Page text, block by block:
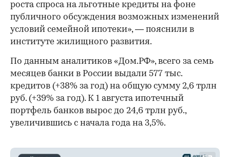
роста спроса на льготные кредиты на фоне
публичного обсуждения возможных изменений
условий семейной ипотеки», — пояснили в
институте жилищного развития.
По данным аналитиков «Дом.РФ», всего за семь
месяцев банки в России выдали 577 тыс.
кредитов (+38% за год) на общую сумму 2,6 трлн
руб. (+39% за год). К 1 августа ипотечный
портфель банков вырос до 24,6 трлн руб.,
увеличившись с начала года на 3,5%.